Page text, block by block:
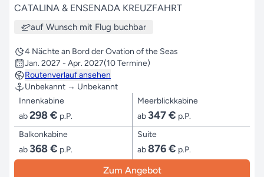
CATALINA & ENSENADA KREUZFAHRT
auf Wunsch mit Flug buchbar
4 Nächte an Bord der Ovation of the Seas
Jan. 2027 - Apr. 2027(10 Termine)
Routenverlauf ansehen
Unbekannt → Unbekannt
Innenkabine
ab298 € p.P.
Meerblickkabine
ab 347 € p.P.
Balkonkabine
ab 368 € p.P.
Suite
ab876 € p.P.
Zum Angebot